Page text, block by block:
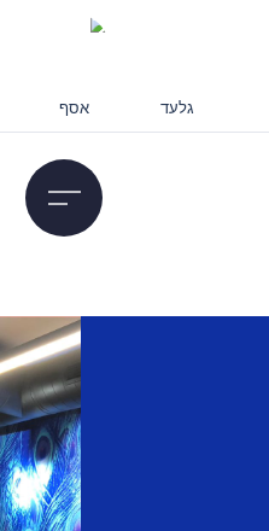
גלעד אסף